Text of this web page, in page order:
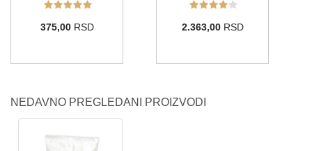
375,00RSD 2.363,00RSD
NEDAVNO PREGLEDANI PROIZVODI